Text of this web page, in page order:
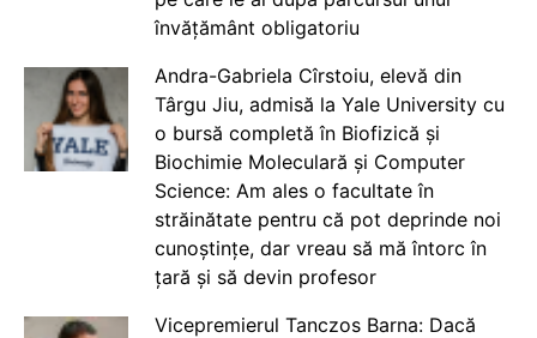
învățământ obligatoriu
Andra-Gabriela Cîrstoiu, elevă din
Târgu Jiu, admisă la Yale University cu
o bursă completă în Biofizică și
Biochimie Moleculară și Computer
Science: Am ales o facultate în
străinătate pentru că pot deprinde noi
cunoștințe, dar vreau să mă întorc în
țară și să devin profesor
Vicepremierul Tanczos Barna: Dacă